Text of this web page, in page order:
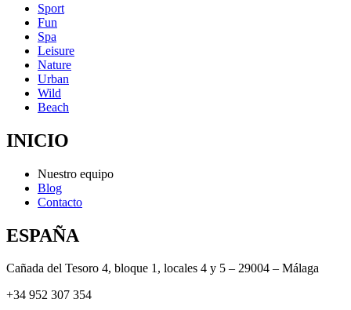
Sport
Fun
Spa
Leisure
Nature
Urban
Wild
Beach
INICIO
Nuestro equipo
Blog
Contacto
ESPAÑA
Cañada del Tesoro 4, bloque 1, locales 4 y 5 – 29004 – Málaga
+34 952 307 354